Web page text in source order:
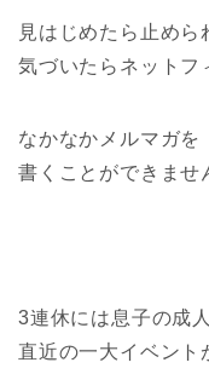
見はじめたら止め
気づいたらネットフ
なかなかメルマガを
書くことができませ
3連休には息子の成
直近の一大イベント